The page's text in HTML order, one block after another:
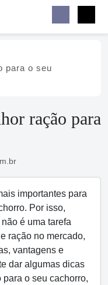
para o seu
ração para
importantes para
Por isso,
é uma tarefa
ração no mercado,
vantagens e
dar algumas dicas
o seu cachorro,